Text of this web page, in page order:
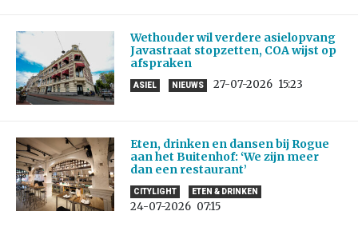
Wethouder wil verdere asielopvang
Javastraat stopzetten, COA wijst op
afspraken
ASIEL NIEUWS 27-07-2026 15:23
Eten, drinken en dansen bij Rogue
aan het Buitenhof: ‘We zijn meer
dan een restaurant’
CITYLIGHT ETEN & DRINKEN
24-07-2026 07:15